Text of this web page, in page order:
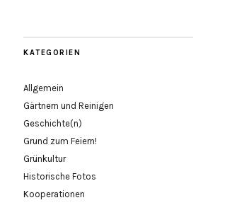
KATEGORIEN
Allgemein
Gärtnern und Reinigen
Geschichte(n)
Grund zum Feiern!
Grünkultur
Historische Fotos
Kooperationen